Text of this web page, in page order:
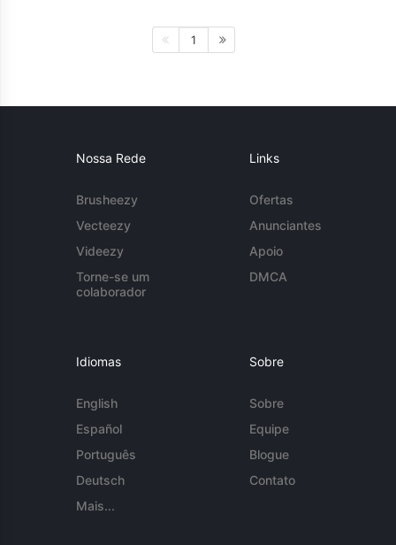
1
Nossa Rede
Brusheezy
Vecteezy
Videezy
Torne-se um
colaborador
Links
Ofertas
Anunciantes
Apoio
DMCA
Idiomas
English
Español
Português
Deutsch
Mais...
Sobre
Sobre
Equipe
Blogue
Contato